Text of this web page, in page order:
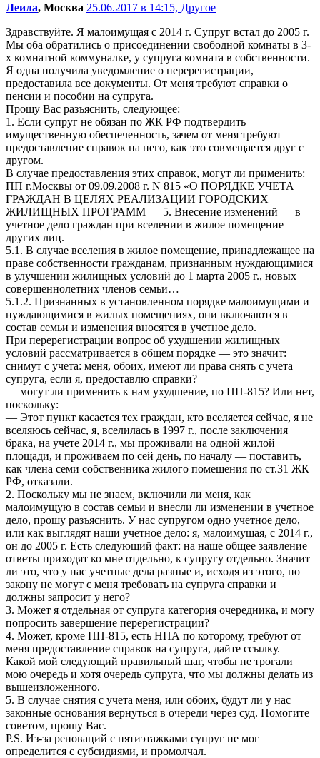
Леила, Москва 25.06.2017 в 14:15, Другое
Здравствуйте. Я малоимущая с 2014 г. Супруг встал до 2005 г.
Мы оба обратились о присоединении свободной комнаты в 3-
х комнатной коммуналке, у супруга комната в собственности.
Я одна получила уведомление о перерегистрации,
предоставила все документы. От меня требуют справки о
пенсии и пособии на супруга.
Прошу Вас разъяснить, следующее:
1. Если супруг не обязан по ЖК РФ подтвердить
имущественную обеспеченность, зачем от меня требуют
предоставление справок на него, как это совмещается друг с
другом.
В случае предоставления этих справок, могут ли применить:
ПП г.Москвы от 09.09.2008 г. N 815 «О ПОРЯДКЕ УЧЕТА
ГРАЖДАН В ЦЕЛЯХ РЕАЛИЗАЦИИ ГОРОДСКИХ
ЖИЛИЩНЫХ ПРОГРАММ — 5. Внесение изменений — в
учетное дело граждан при вселении в жилое помещение
других лиц.
5.1. В случае вселения в жилое помещение, принадлежащее на
праве собственности гражданам, признанным нуждающимися
в улучшении жилищных условий до 1 марта 2005 г., новых
совершеннолетних членов семьи…
5.1.2. Признанных в установленном порядке малоимущими и
нуждающимися в жилых помещениях, они включаются в
состав семьи и изменения вносятся в учетное дело.
При перерегистрации вопрос об ухудшении жилищных
условий рассматривается в общем порядке — это значит:
снимут с учета: меня, обоих, имеют ли права снять с учета
супруга, если я, предоставлю справки?
— могут ли применить к нам ухудшение, по ПП-815? Или нет,
поскольку:
— Этот пункт касается тех граждан, кто вселяется сейчас, я не
вселяюсь сейчас, я, вселилась в 1997 г., после заключения
брака, на учете 2014 г., мы проживали на одной жилой
площади, и проживаем по сей день, по началу — поставить,
как члена семи собственника жилого помещения по ст.31 ЖК
РФ, отказали.
2. Поскольку мы не знаем, включили ли меня, как
малоимущую в состав семьи и внесли ли изменении в учетное
дело, прошу разъяснить. У нас супругом одно учетное дело,
или как выглядят наши учетное дело: я, малоимущая, с 2014 г.,
он до 2005 г. Есть следующий факт: на наше общее заявление
ответы приходят ко мне отдельно, к супругу отдельно. Значит
ли это, что у нас учетные дела разные и, исходя из этого, по
закону не могут с меня требовать на супруга справки и
должны запросит у него?
3. Может я отдельная от супруга категория очередника, и могу
попросить завершение перерегистрации?
4. Может, кроме ПП-815, есть НПА по которому, требуют от
меня предоставление справок на супруга, дайте ссылку.
Какой мой следующий правильный шаг, чтобы не трогали
мою очередь и хотя очередь супруга, что мы должны делать из
вышеизложенного.
5. В случае снятия с учета меня, или обоих, будут ли у нас
законные основания вернуться в очереди через суд. Помогите
советом, прошу Вас.
P.S. Из-за реноваций с пятиэтажками супруг не мог
определится с субсидиями, и промолчал.